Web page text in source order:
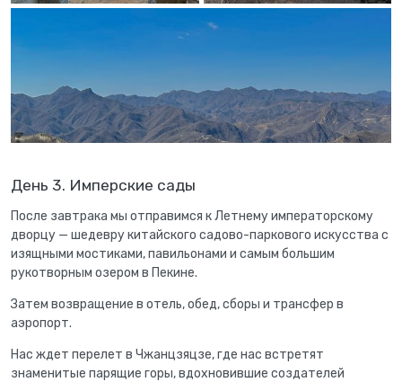
День 3. Имперские сады
После завтрака мы отправимся к Летнему императорскому
дворцу — шедевру китайского садово-паркового искусства с
изящными мостиками, павильонами и самым большим
рукотворным озером в Пекине.
Затем возвращение в отель, обед, сборы и трансфер в
аэропорт.
Нас ждет перелет в Чжанцзяцзе, где нас встретят
знаменитые парящие горы, вдохновившие создателей